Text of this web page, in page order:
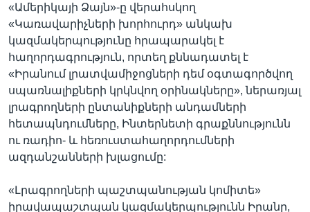
«Ամերիկայի Ձայն»-ը վերահսկող
«Կառավարիչների խորհուրդ» անկախ
կազմակերպությունը հրապարակել է
հաղորդագրություն, որտեղ քննադատել է
«Իրանում լրատվամիջոցների դեմ օգտագործվող
սպառնալիքների կրկնվող օրինակները», ներառյալ
լրագրողների ընտանիքների անդամների
հետապնդումները, Ինտերնետի գրաքննությունն
ու ռադիո- և հեռուստահաղորդումների
ազդանշանների խլացումը:
«Լրագրողների պաշտպանության կոմիտե»
իրավապաշտպան կազմակերպությունն Իրանը,